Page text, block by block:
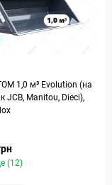
1,0 м³ Evolution (на
JCB, Manitou, Dieci),
(12)